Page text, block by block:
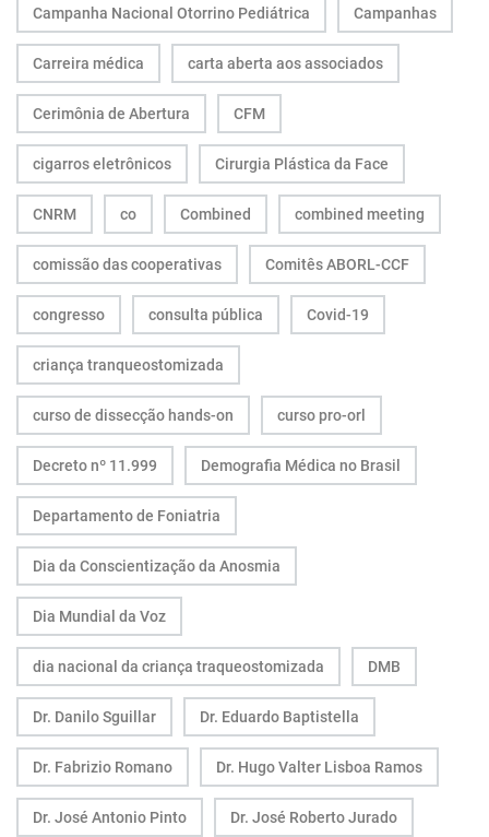
Campanha Nacional Otorrino Pediátrica Campanhas
Carreira médica carta aberta aos associados
Cerimônia de Abertura CFM
cigarros eletrônicos Cirurgia Plástica da Face
CNRM co Combined combined meeting
comissão das cooperativas Comitês ABORL-CCF
congresso consulta pública Covid-19
criança tranqueostomizada
curso de dissecção hands-on curso pro-orl
Decreto nº 11.999 Demografia Médica no Brasil
Departamento de Foniatria
Dia da Conscientização da Anosmia
Dia Mundial da Voz
dia nacional da criança traqueostomizada DMB
Dr. Danilo Sguillar Dr. Eduardo Baptistella
Dr. Fabrizio Romano Dr. Hugo Valter Lisboa Ramos
Dr. José Antonio Pinto Dr. José Roberto Jurado